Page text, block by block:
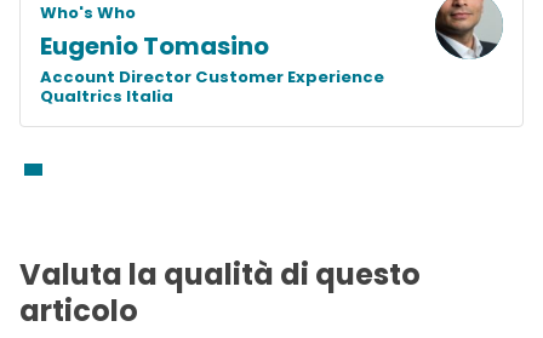
Who's Who
Eugenio Tomasino
Account Director Customer Experience
Qualtrics Italia
Valuta la qualità di questo
articolo